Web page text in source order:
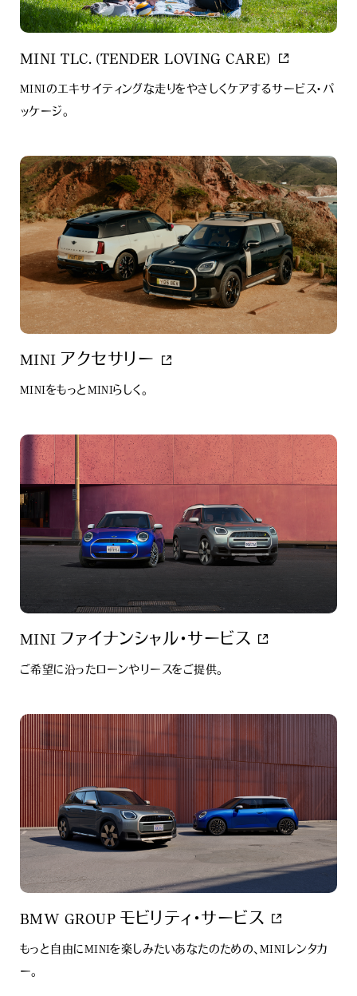
MINI TLC. (TENDER LOVING CARE)
MINIのエキサイティングな走りをやさしくケアするサービス・パ
ッケージ。
MINI アクセサリー
MINIをもっとMINIらしく。
MINI ファイナンシャル・サービス
ご希望に沿ったローンやリースをご提供。
BMW GROUP モビリティ･サービス
もっと自由にMINIを楽しみたいあなたのための、MINIレンタカ
ー。